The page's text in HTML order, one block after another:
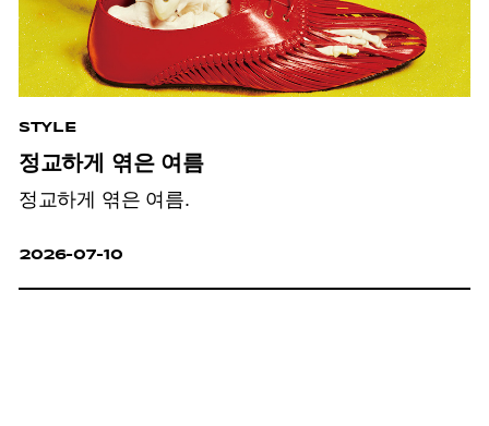
STYLE
정교하게 엮은 여름
정교하게 엮은 여름.
2026-07-10